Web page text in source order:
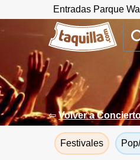
Entradas Parque
www.taquilla.com
⇦Volver a
Festivales